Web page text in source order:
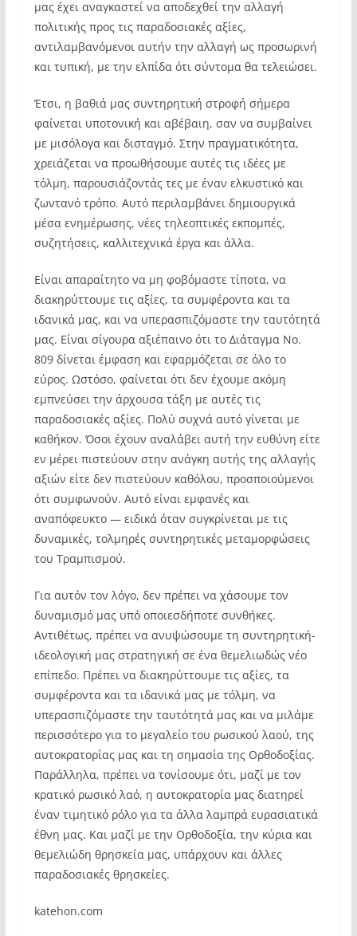
μας έχει αναγκαστεί να αποδεχθεί την αλλαγή
πολιτικής προς τις παραδοσιακές αξίες,
αντιλαμβανόμενοι αυτήν την αλλαγή ως προσωρινή
και τυπική, με την ελπίδα ότι σύντομα θα τελειώσει.
Έτσι, η βαθιά μας συντηρητική στροφή σήμερα
φαίνεται υποτονική και αβέβαιη, σαν να συμβαίνει
με μισόλογα και δισταγμό. Στην πραγματικότητα,
χρειάζεται να προωθήσουμε αυτές τις ιδέες με
τόλμη, παρουσιάζοντάς τες με έναν ελκυστικό και
ζωντανό τρόπο. Αυτό περιλαμβάνει δημιουργικά
μέσα ενημέρωσης, νέες τηλεοπτικές εκπομπές,
συζητήσεις, καλλιτεχνικά έργα και άλλα.
Είναι απαραίτητο να μη φοβόμαστε τίποτα, να
διακηρύττουμε τις αξίες, τα συμφέροντα και τα
ιδανικά μας, και να υπερασπιζόμαστε την ταυτότητά
μας. Είναι σίγουρα αξιέπαινο ότι το Διάταγμα Νο.
809 δίνεται έμφαση και εφαρμόζεται σε όλο το
εύρος. Ωστόσο, φαίνεται ότι δεν έχουμε ακόμη
εμπνεύσει την άρχουσα τάξη με αυτές τις
παραδοσιακές αξίες. Πολύ συχνά αυτό γίνεται με
καθήκον. Όσοι έχουν αναλάβει αυτή την ευθύνη είτε
εν μέρει πιστεύουν στην ανάγκη αυτής της αλλαγής
αξιών είτε δεν πιστεύουν καθόλου, προσποιούμενοι
ότι συμφωνούν. Αυτό είναι εμφανές και
αναπόφευκτο — ειδικά όταν συγκρίνεται με τις
δυναμικές, τολμηρές συντηρητικές μεταμορφώσεις
του Τραμπισμού.
Για αυτόν τον λόγο, δεν πρέπει να χάσουμε τον
δυναμισμό μας υπό οποιεσδήποτε συνθήκες.
Αντιθέτως, πρέπει να ανυψώσουμε τη συντηρητική-
ιδεολογική μας στρατηγική σε ένα θεμελιωδώς νέο
επίπεδο. Πρέπει να διακηρύττουμε τις αξίες, τα
συμφέροντα και τα ιδανικά μας με τόλμη, να
υπερασπιζόμαστε την ταυτότητά μας και να μιλάμε
περισσότερο για το μεγαλείο του ρωσικού λαού, της
αυτοκρατορίας μας και τη σημασία της Ορθοδοξίας.
Παράλληλα, πρέπει να τονίσουμε ότι, μαζί με τον
κρατικό ρωσικό λαό, η αυτοκρατορία μας διατηρεί
έναν τιμητικό ρόλο για τα άλλα λαμπρά ευρασιατικά
έθνη μας. Και μαζί με την Ορθοδοξία, την κύρια και
θεμελιώδη θρησκεία μας, υπάρχουν και άλλες
παραδοσιακές θρησκείες.
katehon.com